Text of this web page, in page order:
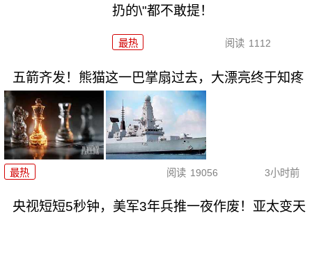
扔的\"都不敢提！
最热 阅读 1112
五箭齐发！熊猫这一巴掌扇过去，大漂亮终于知疼
最热 阅读 19056 3小时前
央视短短5秒钟，美军3年兵推一夜作废！亚太变天